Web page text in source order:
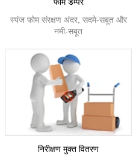
स्पंज फोम संरक्षण अंदर, सदमे-सबूत और
नमी-सबूत
निरीक्षण मुक्त वितरण